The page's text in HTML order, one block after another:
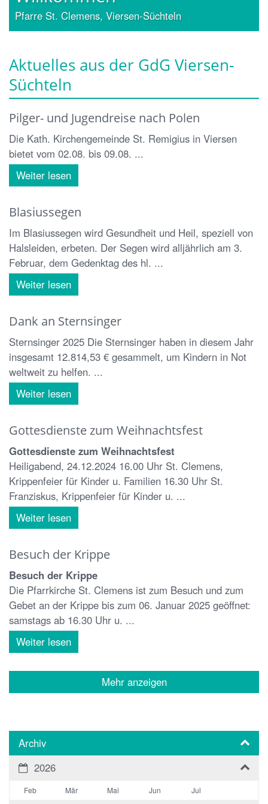
Pfarre St. Clemens, Viersen-Süchteln
Aktuelles aus der GdG Viersen-
Süchteln
Pilger- und Jugendreise nach Polen
Die Kath. Kirchengemeinde St. Remigius in Viersen
bietet vom 02.08. bis 09.08. ...
Weiter lesen
Blasiussegen
Im Blasiussegen wird Gesundheit und Heil, speziell von
Halsleiden, erbeten. Der Segen wird alljährlich am 3.
Februar, dem Gedenktag des hl. ...
Weiter lesen
Dank an Sternsinger
Sternsinger 2025 Die Sternsinger haben in diesem Jahr
insgesamt 12.814,53 € gesammelt, um Kindern in Not
weltweit zu helfen. ...
Weiter lesen
Gottesdienste zum Weihnachtsfest
Gottesdienste zum Weihnachtsfest
Heiligabend, 24.12.2024 16.00 Uhr St. Clemens,
Krippenfeier für Kinder u. Familien 16.30 Uhr St.
Franziskus, Krippenfeier für Kinder u. ...
Weiter lesen
Besuch der Krippe
Besuch der Krippe
Die Pfarrkirche St. Clemens ist zum Besuch und zum
Gebet an der Krippe bis zum 06. Januar 2025 geöffnet:
samstags ab 16.30 Uhr u. ...
Weiter lesen
Mehr anzeigen
Archiv
2026
Feb Mär Mai Jun Jul